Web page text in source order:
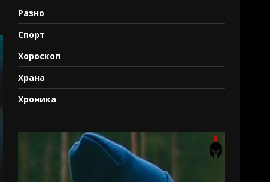
Разно
Спорт
Хороскоп
Храна
Хроника